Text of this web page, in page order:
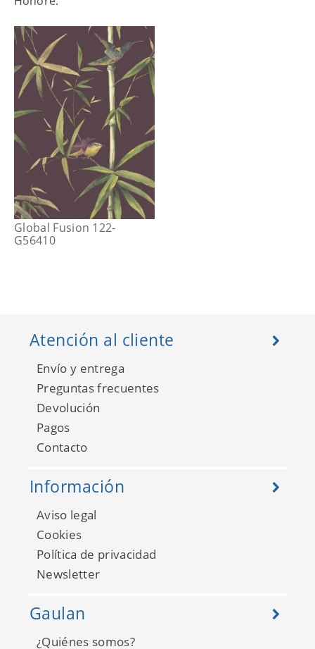
Global Fusion 122-
G56410
Atención al cliente
Envío y entrega
Preguntas frecuentes
Devolución
Pagos
Contacto
Información
Aviso legal
Cookies
Política de privacidad
Newsletter
Gaulan
¿Quiénes somos?